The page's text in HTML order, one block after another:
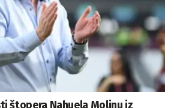
štopera Nahuela Molinu iz